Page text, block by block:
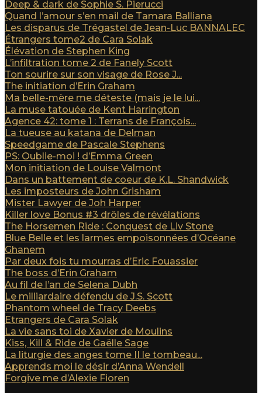
Deep & dark de Sophie S. Pierucci
Quand l’amour s’en mail de Tamara Balliana
Les disparus de Trégastel de Jean-Luc BANNALEC
Étrangers tome2 de Cara Solak
Élévation de Stephen King
L’infiltration tome 2 de Fanely Scott
Ton sourire sur son visage de Rose J...
The initiation d’Erin Graham
Ma belle-mère me déteste (mais je le lui...
La muse tatouée de Kent Harrington
Agence 42: tome 1 : Terrans de François...
La tueuse au katana de Delman
Speedgame de Pascale Stephens
PS: Oublie-moi ! d’Emma Green
Mon initiation de Louise Valmont
Dans un battement de coeur de K.L. Shandwick
Les imposteurs de John Grisham
Mister Lawyer de Joh Harper
Killer love Bonus #3 drôles de révélations
The Horsemen Ride : Conquest de Liv Stone
Blue Belle et les larmes empoisonnées d’Océane
Ghanem
Par deux fois tu mourras d’Eric Fouassier
The boss d’Erin Graham
Au fil de l’an de Selena Dubh
Le milliardaire défendu de J.S. Scott
Phantom wheel de Tracy Deebs
Etrangers de Cara Solak
La vie sans toi de Xavier de Moulins
Kiss, Kill & Ride de Gaëlle Sage
La liturgie des anges tome II le tombeau...
Apprends moi le désir d’Anna Wendell
Forgive me d’Alexie Fioren